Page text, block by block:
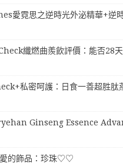
愛霓思之逆時光外泌精華+逆
纖燃曲羨飲評價：能否28
私密呵護：日食一善超胜肽
Ginseng Essence
的飾品：珍珠♡♡